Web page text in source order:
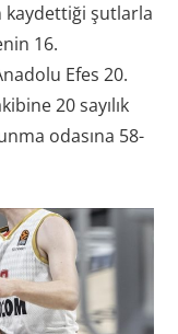
kaydettiği şutlarla
16.
Efes 20.
20 sayılık
odasına 58-